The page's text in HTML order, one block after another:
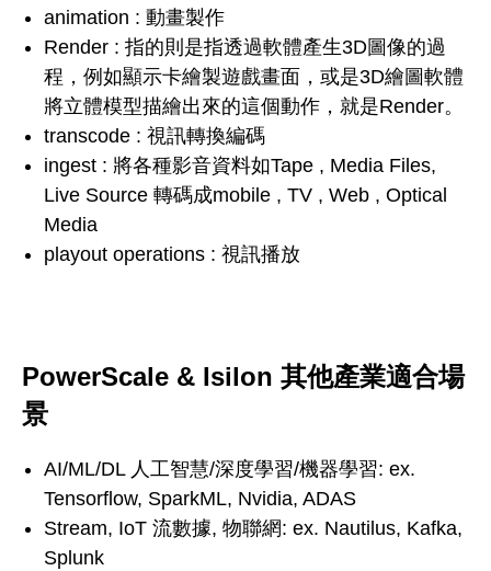
animation : 動畫製作
Render : 指的則是指透過軟體產生3D圖像的過
程，例如顯示卡繪製遊戲畫面，或是3D繪圖軟體
將立體模型描繪出來的這個動作，就是Render。
transcode : 視訊轉換編碼
ingest : 將各種影音資料如Tape , Media Files,
Live Source 轉碼成mobile , TV , Web , Optical
Media
playout operations : 視訊播放
PowerScale & Isilon 其他產業適合場
景
AI/ML/DL 人工智慧/深度學習/機器學習: ex.
Tensorflow, SparkML, Nvidia, ADAS
Stream, IoT 流數據, 物聯網: ex. Nautilus, Kafka,
Splunk